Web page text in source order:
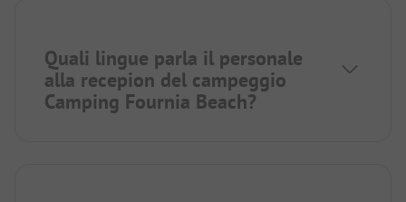
Quali lingue parla il personale
alla recepion del campeggio
Camping Fournia Beach?